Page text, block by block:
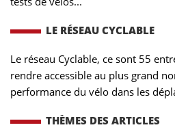
LE RÉSEAU CYCLABLE
Le réseau Cyclable, ce sont 55
rendre accessible au plus grand
performance du vélo dans les
THÈMES DES ARTICLES